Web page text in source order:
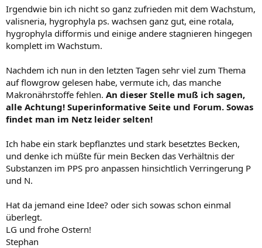
Irgendwie bin ich nicht so ganz zufrieden mit dem Wachstum,
valisneria, hygrophyla ps. wachsen ganz gut, eine rotala,
hygrophyla difformis und einige andere stagnieren hingegen
komplett im Wachstum.
Nachdem ich nun in den letzten Tagen sehr viel zum Thema
auf flowgrow gelesen habe, vermute ich, das manche
Makronährstoffe fehlen. An dieser Stelle muß ich sagen,
alle Achtung! Superinformative Seite und Forum. Sowas
findet man im Netz leider selten!
Ich habe ein stark bepflanztes und stark besetztes Becken,
und denke ich müßte für mein Becken das Verhältnis der
Substanzen im PPS pro anpassen hinsichtlich Verringerung P
und N.
Hat da jemand eine Idee? oder sich sowas schon einmal
überlegt.
LG und frohe Ostern!
Stephan